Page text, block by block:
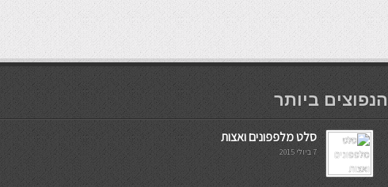
мостбет кг
הנפוצים ביותר
סלט מלפפונים ואצות
7 ביולי 2015